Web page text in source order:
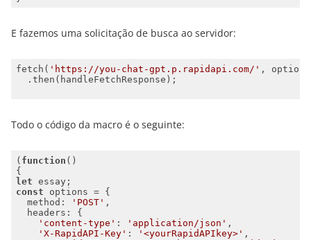
E fazemos uma solicitação de busca ao servidor:
fetch( 'https://you-chat-gpt.p.rapidapi.com/'
Todo o código da macro é o seguinte:
( function (
let
const
method : 'POST'
headers
'content-type' : 'application/json'
'X-RapidAPI-Key' : '<yourRapidAPIkey>'